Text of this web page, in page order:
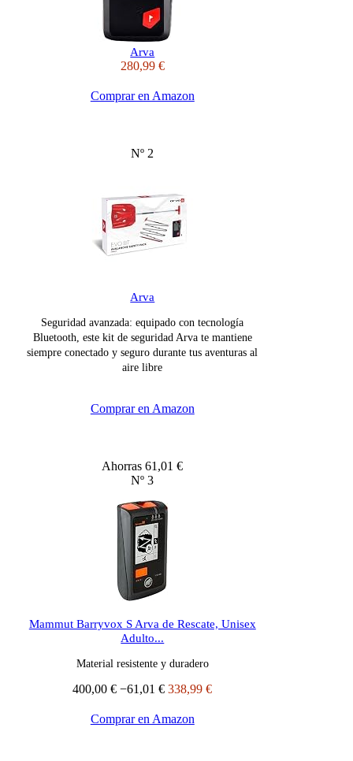
Arva
280,99 €
Comprar en Amazon
Nº 2
Arva
Seguridad avanzada: equipado con tecnología
Bluetooth, este kit de seguridad Arva te mantiene
siempre conectado y seguro durante tus aventuras al
aire libre
Comprar en Amazon
Ahorras 61,01 €
Nº 3
Mammut Barryvox S Arva de Rescate, Unisex
Adulto...
Material resistente y duradero
400,00 € −61,01 € 338,99 €
Comprar en Amazon